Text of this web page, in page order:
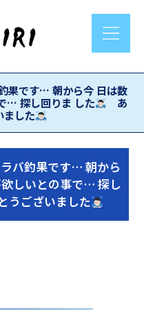
果です… 朝から今 日は数
… 探し回りま した
あ
ました
バ釣果です… 朝から
しいとの事で… 探し
うございました